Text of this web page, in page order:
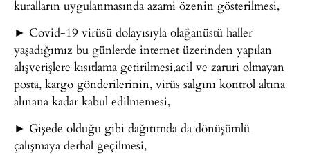
kuralların uygulanmasında azami özenin gösterilmesi,
► Covid-19 virüsü dolayısıyla olağanüstü haller
yaşadığımız bu günlerde internet üzerinden yapılan
alışverişlere kısıtlama getirilmesi,acil ve zaruri olmayan
posta, kargo gönderilerinin, virüs salgını kontrol altına
alınana kadar kabul edilmemesi,
► Gişede olduğu gibi dağıtımda da dönüşümlü
çalışmaya derhal geçilmesi,